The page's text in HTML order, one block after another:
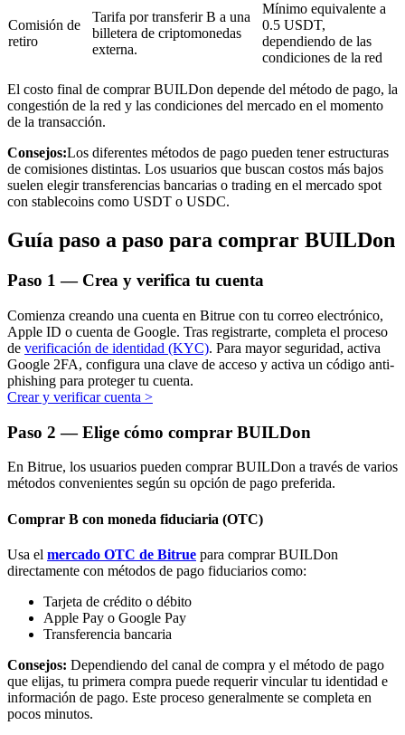
Inversión automática
Obtenga ganancias a largo plazo e intereses flexibles
Aprender Staking
Obtenga más información sobre cómo obtener ingresos pasivos
Bitrue
AI
Bitrue Partners
Comisión de
retiro
Tarifa por transferir B a una
billetera de criptomonedas
externa.
Mínimo equivalente a
0.5 USDT,
dependiendo de las
condiciones de la red
El costo final de comprar BUILDon depende del método de pago, la
congestión de la red y las condiciones del mercado en el momento
de la transacción.
Consejos:Los diferentes métodos de pago pueden tener estructuras
de comisiones distintas. Los usuarios que buscan costos más bajos
suelen elegir transferencias bancarias o trading en el mercado spot
con stablecoins como USDT o USDC.
Guía paso a paso para comprar BUILDon
Paso 1 — Crea y verifica tu cuenta
Comienza creando una cuenta en Bitrue con tu correo electrónico,
Apple ID o cuenta de Google. Tras registrarte, completa el proceso
de verificación de identidad (KYC). Para mayor seguridad, activa
Google 2FA, configura una clave de acceso y activa un código anti-
phishing para proteger tu cuenta.
Crear y verificar cuenta >
Paso 2 — Elige cómo comprar BUILDon
En Bitrue, los usuarios pueden comprar BUILDon a través de varios
métodos convenientes según su opción de pago preferida.
Comprar B con moneda fiduciaria (OTC)
Usa el mercado OTC de Bitrue para comprar BUILDon
directamente con métodos de pago fiduciarios como:
Tarjeta de crédito o débito
Apple Pay o Google Pay
Transferencia bancaria
Consejos: Dependiendo del canal de compra y el método de pago
que elijas, tu primera compra puede requerir vincular tu identidad e
información de pago. Este proceso generalmente se completa en
pocos minutos.